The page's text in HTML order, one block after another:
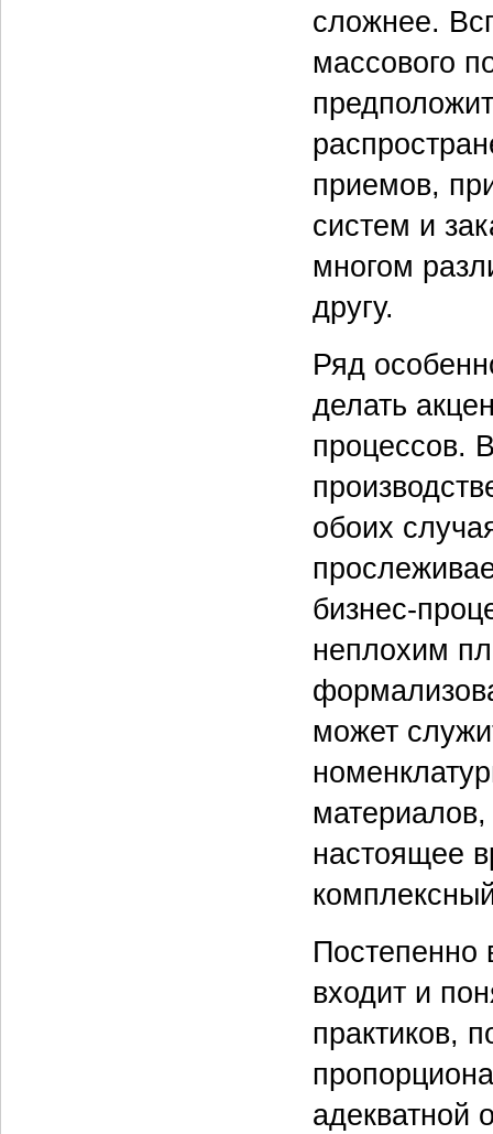
сложнее.
массового
приемов,
систем и
многом
другу.
Ряд
делать
процессов.
обоих
бизнес-
неплохим
может
материалов,
настоящее
Постепенно
входит и
практиков,
адекватной